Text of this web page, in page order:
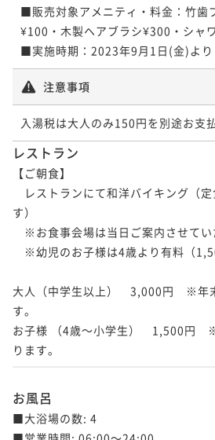
■販売対象アメニティ・料金：竹歯
¥100・木製ヘアブラシ¥300・シャ
■実施時期：2023年9月1日(金)より
注意事項
レストラン
【ご朝食】
レストランにて和洋バイキング（定
す）
※お食事会場は当日ご案内させてい
※幼児のお子様は4歳より有料（
大人（中学生以上）　3,000円　※年
す。
お子様 （4歳～小学生）　1,500円　
ります。
お風呂
■大浴場の数: 4